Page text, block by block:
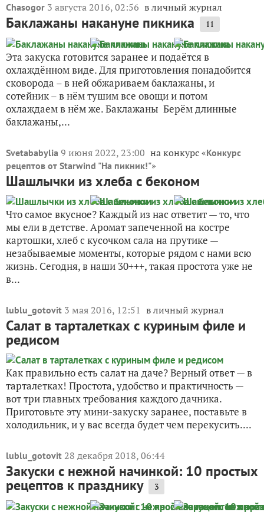
Chasogor 3 августа 2016, 02:56 в личный журнал
Баклажаны накануне пикника 11
Эта закуска готовится заранее и подаётся в
охлаждённом виде. Для приготовления понадобится
сковорода – в ней обжариваем баклажаны, и
сотейник – в нём тушим все овощи и потом
охлаждаем в нём же. Баклажаны Берём длинные
баклажаны,...
Svetababylia 9 июня 2022, 23:00 на конкурс «Конкурс
рецептов от Starwind "На пикник!"»
Шашлычки из хлеба с беконом
Что самое вкусное? Каждый из нас ответит — то, что
мы ели в детстве. Аромат запеченной на костре
картошки, хлеб с кусочком сала на прутике —
незабываемые моменты, которые рядом с нами всю
жизнь. Сегодня, в наши 30+++, такая простота уже не
в...
lublu_gotovit 3 мая 2016, 12:51 в личный журнал
Салат в тарталетках с куриным филе и
редисом
Как правильно есть салат на даче? Верный ответ — в
тарталетках! Простота, удобство и практичность —
вот три главных требования каждого дачника.
Приготовьте эту мини-закуску заранее, поставьте в
холодильник, и у вас всегда будет чем перекусить....
lublu_gotovit 28 декабря 2018, 06:44
Закуски с нежной начинкой: 10 простых
рецептов к празднику 3